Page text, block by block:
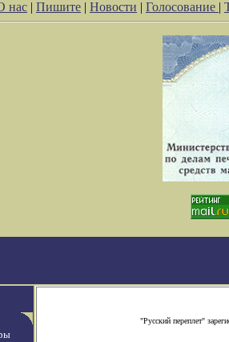
нас | Пишите | Новости | Голосование |
"Русский переплет"